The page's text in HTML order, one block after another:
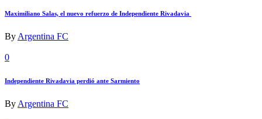
Maximiliano Salas, el nuevo refuerzo de Independiente Rivadavia
By Argentina FC
0
Independiente Rivadavia perdió ante Sarmiento
By Argentina FC